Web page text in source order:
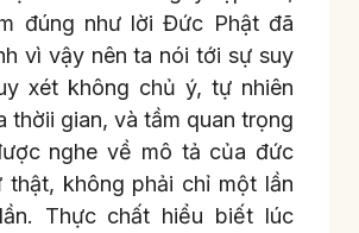
đúng như lời Đức Phật đã
vì vậy nên ta nói tới sự suy
xét không chủ ý, tự nhiên
thờii gian, và tầm quan trọng
nghe về mô tả của đức
thật, không phải chỉ một lần
Thực chất hiểu biết lúc